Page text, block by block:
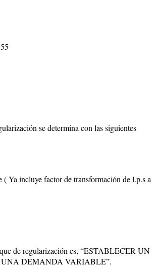
se determina con las siguientes
Ya incluye factor de transformación de l.p.s a
de regularización es, “ESTABLECER UN
DEMANDA VARIABLE”.